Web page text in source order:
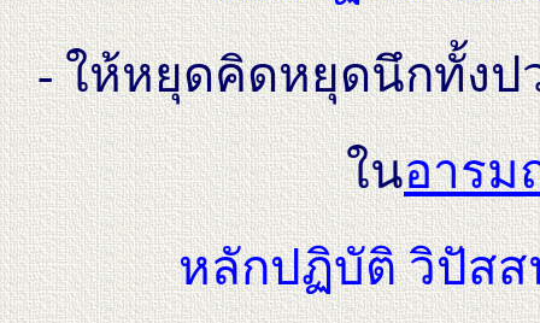
- ให้หยุดคิดหยุดนึกทั้ง
ในอาร
หลักปฏิบัติ วิปัสส